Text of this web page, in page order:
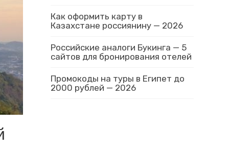
Как оформить карту в
Казахстане россиянину — 2026
Российские аналоги Букинга — 5
сайтов для бронирования отелей
Промокоды на туры в Египет до
2000 рублей — 2026